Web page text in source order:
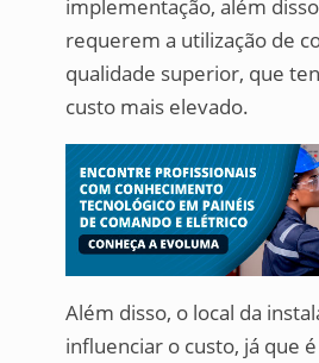
implementação, além
requerem a utilização de
qualidade superior, que
custo mais elevado.
Além disso, o local da
influenciar o custo, já que